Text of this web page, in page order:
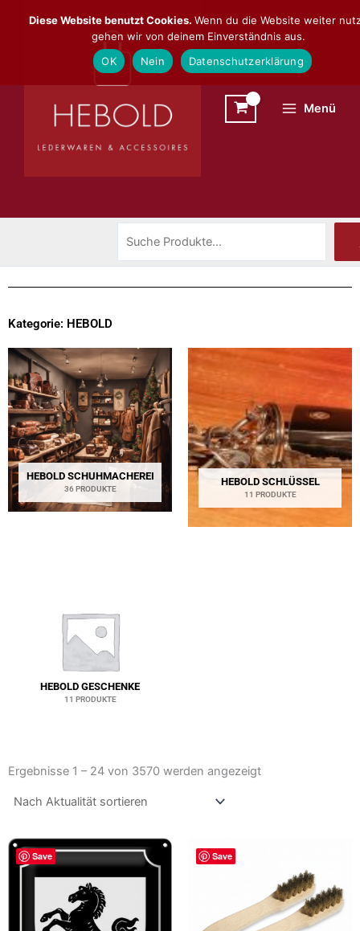
Inhalt
Menü
Kategorie: HEBOLD
HEBOLD SCHUHMACHEREI
36 PRODUKTE
HEBOLD SCHLÜSSEL
11 PRODUKTE
HEBOLD GESCHENKE
11 PRODUKTE
Ergebnisse 1 – 24 von 3570 werden angezeigtAktualität
Save Save
Diese Website benutzt Cookies. Wenn du die Website weiter
gehen wir von deinem Einverständnis aus.
OK
Nein Datenschutzerklärung